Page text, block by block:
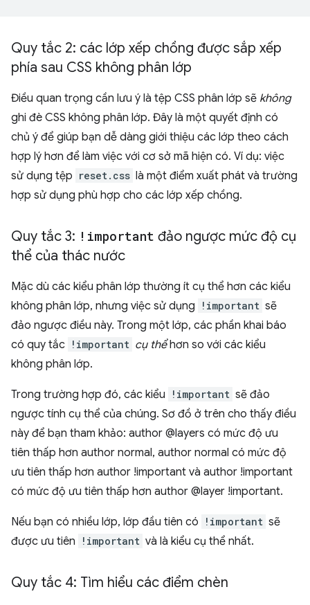
Quy tắc 2: các lớp xếp chồng được sắp xếp
phía sau CSS không phân lớp
Điều quan trọng cần lưu ý là tệp CSS phân lớp sẽ không
ghi đè CSS không phân lớp. Đây là một quyết định có
chủ ý để giúp bạn dễ dàng giới thiệu các lớp theo cách
hợp lý hơn để làm việc với cơ sở mã hiện có. Ví dụ: việc
sử dụng tệp reset.css là một điểm xuất phát và trường
hợp sử dụng phù hợp cho các lớp xếp chồng.
Quy tắc 3: !important đảo ngược mức độ cụ
thể của thác nước
Mặc dù các kiểu phân lớp thường ít cụ thể hơn các kiểu
không phân lớp, nhưng việc sử dụng
!important sẽ
đảo ngược điều này. Trong một lớp, các phần khai báo
có quy tắc !important cụ thểhơn so với các kiểu
không phân lớp.
Trong trường hợp đó, các kiểu !important sẽ đảo
ngược tính cụ thể của chúng. Sơ đồ ở trên cho thấy điều
này để bạn tham khảo: author @layers có mức độ ưu
tiên thấp hơn author normal, author normal có mức độ
ưu tiên thấp hơn author !important và author !important
có mức độ ưu tiên thấp hơn author @layer !important.
Nếu bạn có nhiều lớp, lớp đầu tiên có !important sẽ
được ưu tiên
!important và là kiểu cụ thể nhất.
Quy tắc 4: Tìm hiểu các điểm chèn